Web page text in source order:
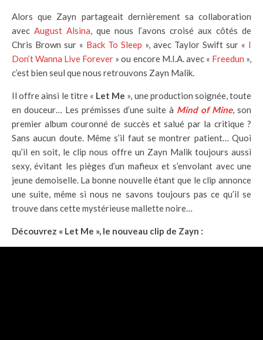
Alors que Zayn partageait dernièrement sa collaboration
avecAugust Alsina, que nous l’avons croisé aux côtés de
Chris Brown sur « Back To Sleep », avec Taylor Swift sur « I
Don’t Wanna Live Forever » ou encore M.I.A. avec « Freedun »,
c’est bien seul que nous retrouvons Zayn Malik.
Il offre ainsi le titre « Let Me », une production soignée, toute
en douceur… Les prémisses d’une suite à Mind of Mine, son
premier album couronné de succès et salué par la critique ?
Sans aucun doute. Même s’il faut se montrer patient… Quoi
qu’il en soit, le clip nous offre un Zayn Malik toujours aussi
sexy, évitant les pièges d’un mafieux et s’envolant avec une
jeune demoiselle. La bonne nouvelle étant que le clip annonce
une suite, même si nous ne savons toujours pas ce qu’il se
trouve dans cette mystérieuse mallette noire…
Découvrez « Let Me », le nouveau clip de Zayn :